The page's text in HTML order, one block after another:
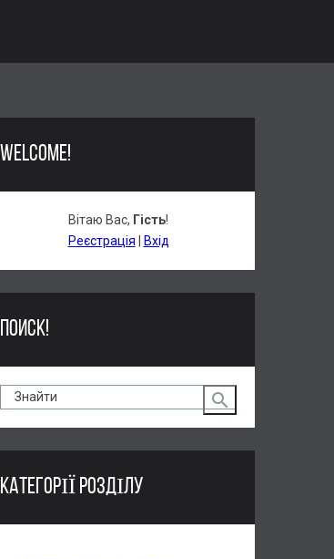
WELCOME!
Вітаю Вас, Гість!
Реєстрація
Вхід
ПОИСК!
КАТЕГОРІЇ РОЗДІЛУ